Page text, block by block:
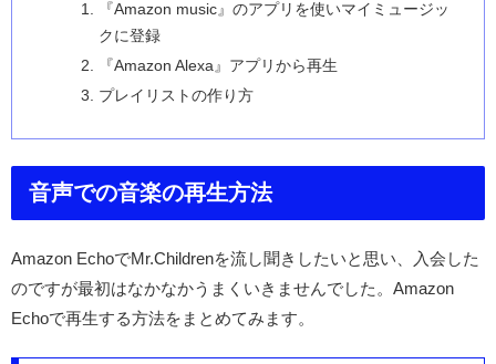
『Amazon music』のアプリを使いマイミュージッ
クに登録
『Amazon Alexa』アプリから再生
プレイリストの作り方
音声での音楽の再生方法
Amazon EchoでMr.Childrenを流し聞きしたいと思い、入会した
のですが最初はなかなかうまくいきませんでした。Amazon
Echoで再生する方法をまとめてみます。